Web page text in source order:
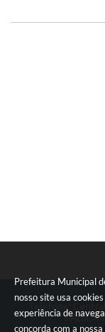
Prefeitura Municipal
nosso site usa
experiência de
concorda com a nossa
Telefone:
PABX: